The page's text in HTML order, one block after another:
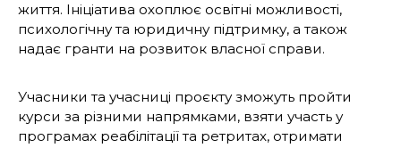
життя. Ініціатива охоплює освітні можливості,
психологічну та юридичну підтримку, а також
надає гранти на розвиток власної справи.
Учасники та учасниці проєкту зможуть пройти
курси за різними напрямками, взяти участь у
програмах реабілітації та ретритах, отримати